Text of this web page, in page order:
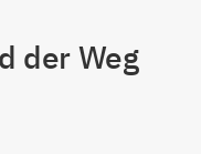
der Weg